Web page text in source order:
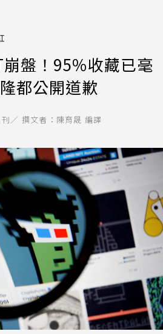
盤！95％收藏已毫
都公開道歉
／ 撰文者：陳育晟 編譯